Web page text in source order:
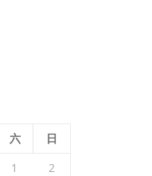
六
日
1
2